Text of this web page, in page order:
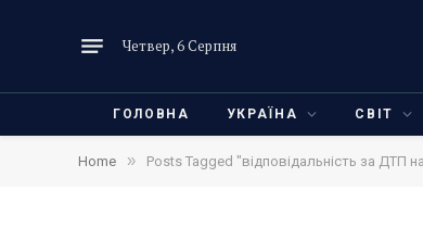
Четвер, 6 Серпня
ГОЛОВНА УКРАЇНА СВІТ
Home » Posts Tagged "відповідальність за ДТП